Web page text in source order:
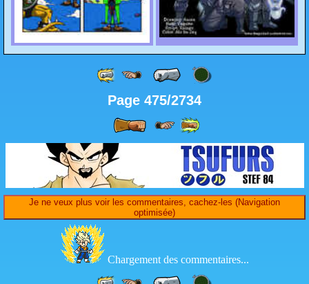
Page 475/2734
Je ne veux plus voir les commentaires, cachez-les (Navigation
optimisée)
Chargement des commentaires...